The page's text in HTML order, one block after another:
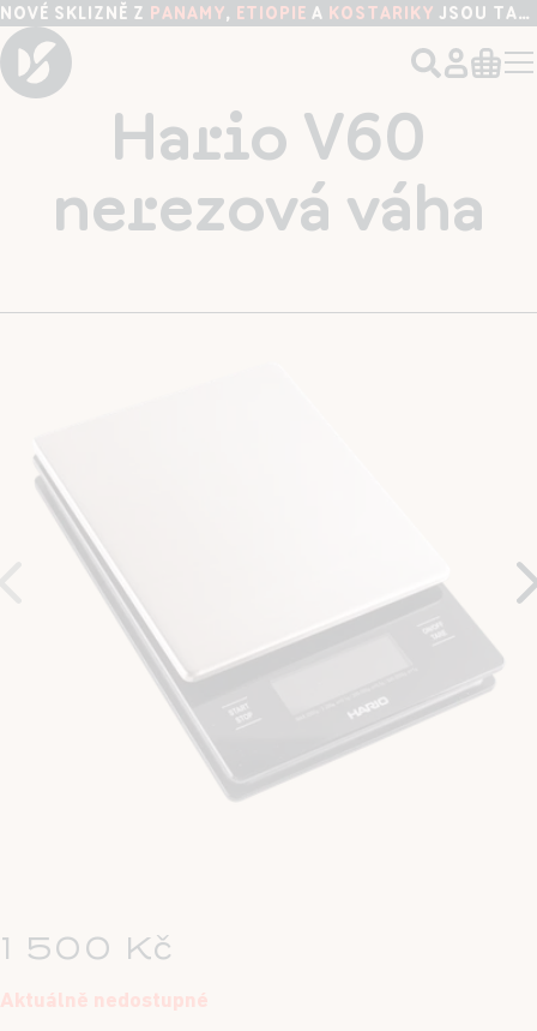
NOVÉ SKLIZNĚ Z PANAMY, ETIOPIE A KOSTARIKY JSOU TADY!
Hario V60
nerezová váha
1 500 Kč
Aktuálně nedostupné